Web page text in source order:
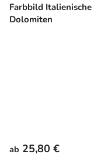
Farbbild Italienische
Dolomiten
ab 25,80 €